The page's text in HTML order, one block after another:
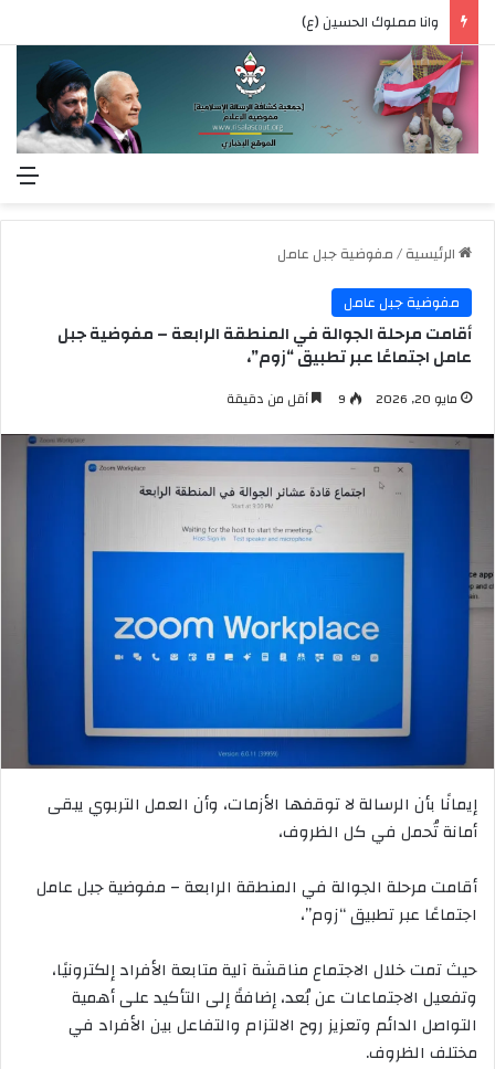
وانا مملوك الحسين (ع)
الرئيسية/مفوضية جبل عامل
مفوضية جبل عامل
أقامت مرحلة الجوالة في المنطقة الرابعة – مفوضية جبل
عامل اجتماعًا عبر تطبيق “زوم”،
مايو 20, 2026 9 أقل من دقيقة
إيمانًا بأن الرسالة لا توقفها الأزمات، وأن العمل التربوي يبقى
أمانة تُحمل في كل الظروف،
أقامت مرحلة الجوالة في المنطقة الرابعة – مفوضية جبل عامل
اجتماعًا عبر تطبيق “زوم”،
حيث تمت خلال الاجتماع مناقشة آلية متابعة الأفراد إلكترونيًا،
وتفعيل الاجتماعات عن بُعد، إضافةً إلى التأكيد على أهمية
التواصل الدائم وتعزيز روح الالتزام والتفاعل بين الأفراد في
مختلف الظروف.